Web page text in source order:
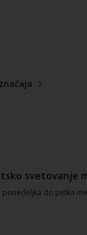
svetovanje
do petka